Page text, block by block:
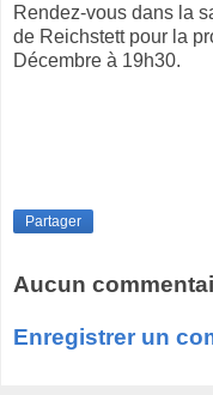
Rendez-vous dans la
de Reichstett pour la
Décembre à 19h30.
Partager
Aucun
Enregistrer un